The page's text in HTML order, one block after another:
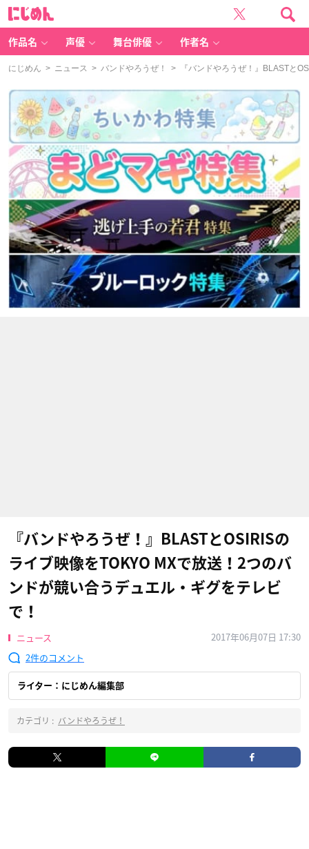
作品名 声優 舞台俳優 作者名
にじめん > ニュース > バンドやろうぜ！ > 『バンドやろうぜ！』BLASTと
『バンドやろうぜ！』BLASTとOSIRISの
ライブ映像をTOKYO MXで放送！2つのバ
ンドが競い合うデュエル・ギグをテレビ
で！
ニュース
2017年06月07日 17:30
2
ライター：にじめん編集部
カテゴリ : バンドやろうぜ！